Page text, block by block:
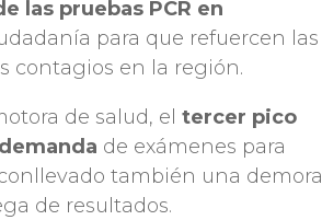
las pruebas PCR en
para que refuercen las
contagios en la región.
de salud, eltercer pico
de exámenes para
también una demora
de resultados.